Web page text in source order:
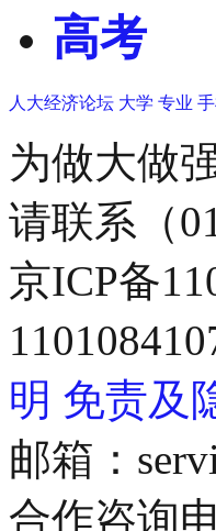
高考
人大经济论坛 大学 专业
为做大做
请联系（
京ICP备
明 免责及
邮箱：
合作咨询